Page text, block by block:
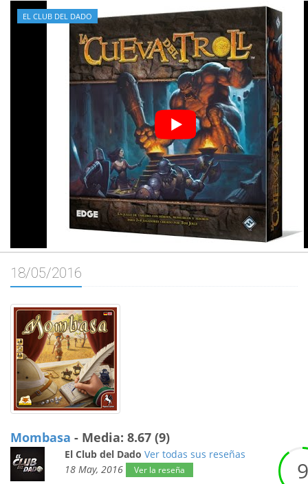
EL CLUB DEL DADO
18/05/2016
Mombasa - Media: 8.67 (9)
El Club del Dado Ver todas sus reseñas
18 May, 2016
Ver la reseña 9